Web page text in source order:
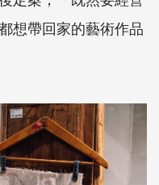
想帶回家的藝術作品